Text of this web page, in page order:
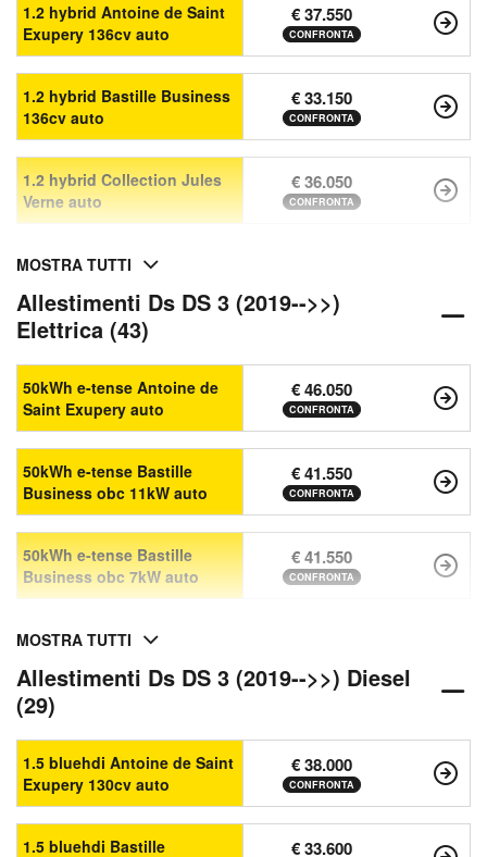
1.2 hybrid Antoine de Saint
Exupery 136cv auto
€ 37.550
CONFRONTA
1.2 hybrid Bastille Business
136cv auto
€ 33.150
CONFRONTA
1.2 hybrid Collection Jules
Verne auto
€ 36.050
CONFRONTA
MOSTRA TUTTI
Allestimenti Ds DS 3 (2019-->>)
Elettrica (43)
50kWh e-tense Antoine de
Saint Exupery auto
€ 46.050
CONFRONTA
50kWh e-tense Bastille
Business obc 11kW auto
€ 41.550
CONFRONTA
50kWh e-tense Bastille
Business obc 7kW auto
€ 41.550
CONFRONTA
MOSTRA TUTTI
Allestimenti Ds DS 3 (2019-->>) Diesel
(29)
1.5 bluehdi Antoine de Saint
Exupery 130cv auto
€ 38.000
CONFRONTA
1.5 bluehdi Bastille € 33.600